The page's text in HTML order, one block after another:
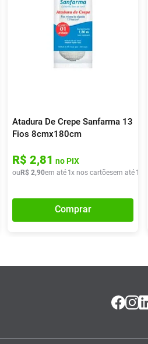
R$ 3, 90
Atadura De Crepe Sanfarma 13
Fios 8cmx180cm
R$ 2,81 no PIX
ou R$ 2,90em até 1x nos cartõesem até 1
Comprar